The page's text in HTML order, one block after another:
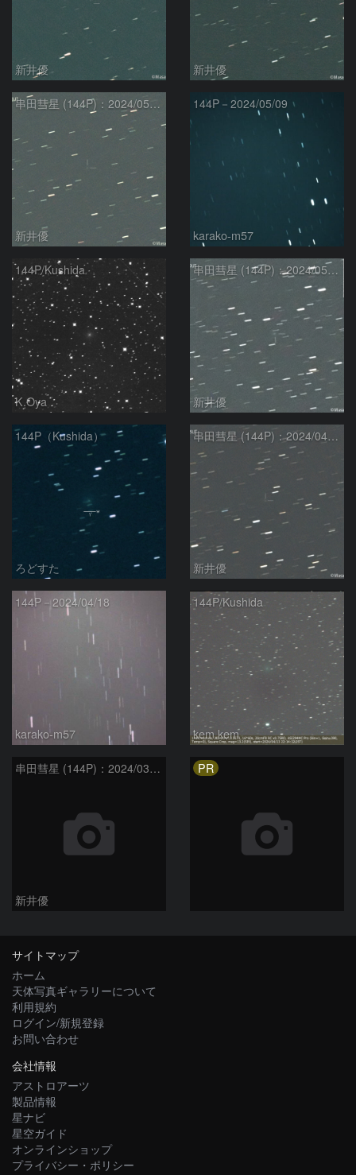
新井優 新井優
串田彗星 (144P)：2024/05/11
新井優
144P－2024/05/09
karako-m57
144P/Kushida
K.Oya
串田彗星 (144P)：2024/05/03
新井優
144P（Kushida）
ろどすた
串田彗星 (144P)：2024/04/25
新井優
144P－2024/04/18
karako-m57
144P/Kushida
kem.kem
串田彗星 (144P)：2024/03/27
新井優
PR
サイトマップ
ホーム
天体写真ギャラリーについて
利用規約
ログイン/新規登録
お問い合わせ
会社情報
アストロアーツ
製品情報
星ナビ
星空ガイド
オンラインショップ
プライバシー・ポリシー